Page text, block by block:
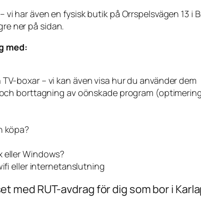
har även en fysisk butik på Orrspelsvägen 13 i
ner på sidan.
med:
boxar – vi kan även visa hur du använder dem
borttagning av oönskade program
köpa?
eller Windows?
eller internetanslutning
med RUT-avdrag för dig som bor i